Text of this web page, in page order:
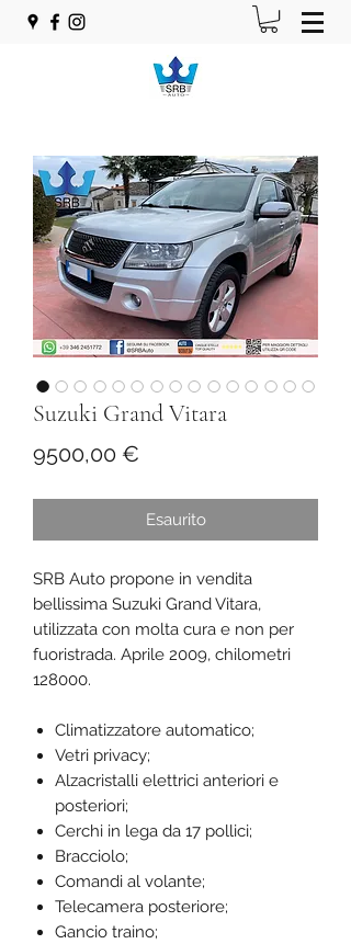
Suzuki Grand Vitara
9500,00 €
Esaurito
SRB Auto propone in vendita
bellissima Suzuki Grand Vitara,
utilizzata con molta cura e non per
fuoristrada. Aprile 2009, chilometri
128000.
Climatizzatore automatico;
Vetri privacy;
Alzacristalli elettrici anteriori e
posteriori;
Cerchi in lega da 17 pollici;
Bracciolo;
Comandi al volante;
Telecamera posteriore;
Gancio traino;